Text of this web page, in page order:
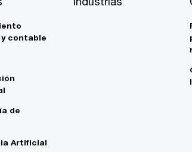
contable
de
Artificial